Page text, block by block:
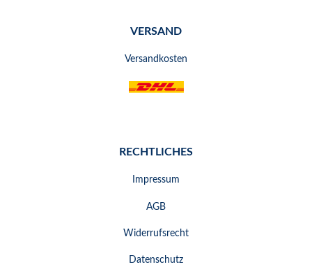
VERSAND
Versandkosten
RECHTLICHES
Impressum
AGB
Widerrufsrecht
Datenschutz